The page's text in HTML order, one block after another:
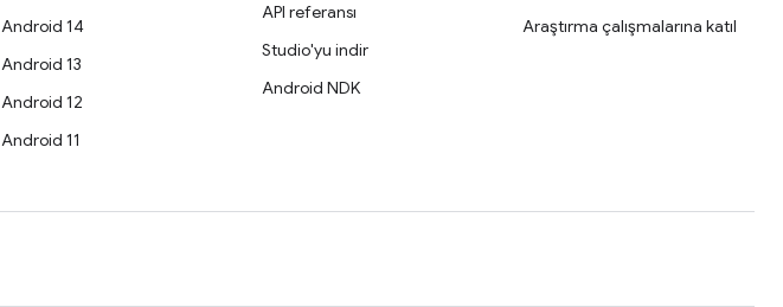
Android 14
Android 13
Android 12
Android 11
API referansı
Studio'yu indir
Android NDK
Araştırma çalışmalarına katıl